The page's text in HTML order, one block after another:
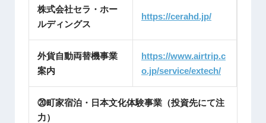
株式会社セラ・ホー
ルディングス
https://cerahd.jp/
外貨自動両替機事業
案内
https://www.airtrip.c
o.jp/service/extech/
⑳町家宿泊・日本文化体験事業（投資先にて注
力）